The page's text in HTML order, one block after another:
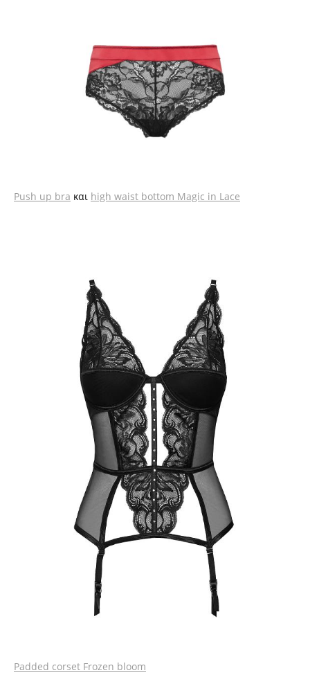
Push up bra και high waist bottom Magic in Lace
Padded corset Frozen bloom